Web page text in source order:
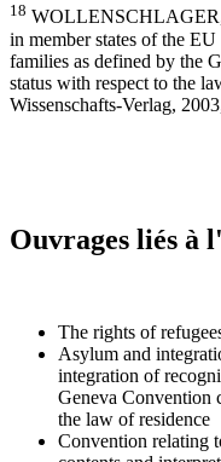
18
in member states of the
families as defined by the
status with respect to the
Wissenschafts-Verlag,
Ouvrages liés à
The rights of
Asylum and
integration of
Geneva Convention
the law of residence
Convention relating